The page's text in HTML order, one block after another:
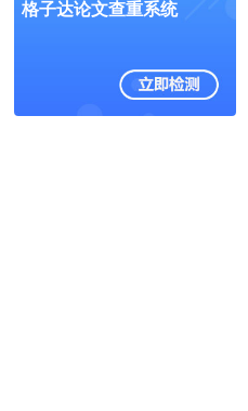
格子达论文查重系统